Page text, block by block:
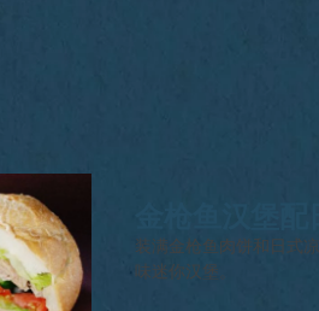
卷心菜
装满金枪鱼肉饼和日式
味迷你汉堡。